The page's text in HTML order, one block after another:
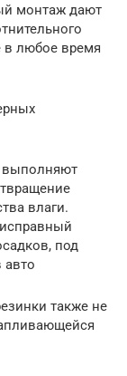
монтаж дают
в любое время
выполняют
влаги.
под
авто
также не